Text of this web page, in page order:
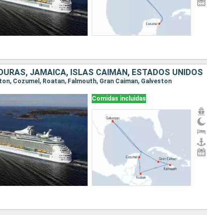
JAMAICA, ISLAS CAIMÁN, ESTADOS UNIDOS
Cozumel, Roatan, Falmouth, Gran Caiman, Galveston
Comidas incluidas